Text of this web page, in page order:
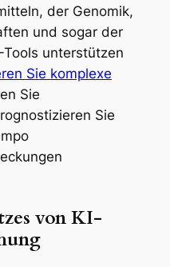
der Genomik,
und sogar der
unterstützen
Sie komplexe
Sie
Sie
von KI-